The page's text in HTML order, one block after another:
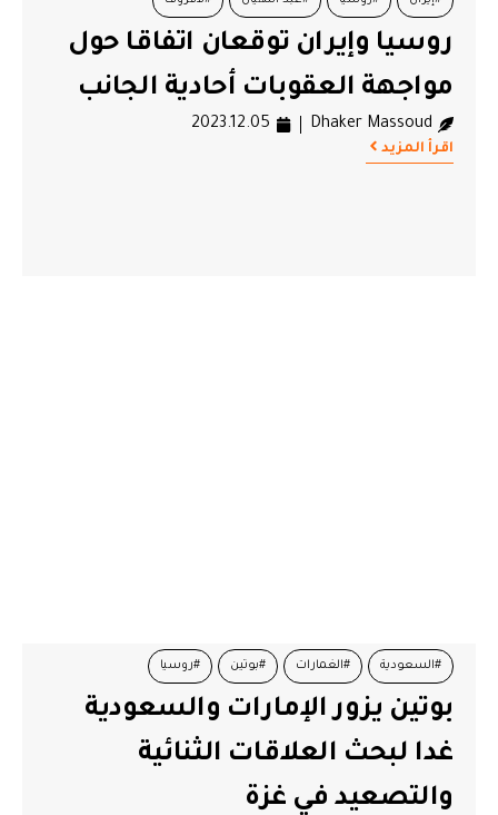
روسيا وإيران توقعان اتفاقا حول
مواجهة العقوبات أحادية الجانب
Dhaker Massoud
2023.12.05
اقرأ المزيد
#السعودية #الغمارات #بوتين #روسيا
بوتين يزور الإمارات والسعودية
غدا لبحث العلاقات الثنائية
والتصعيد في غزة